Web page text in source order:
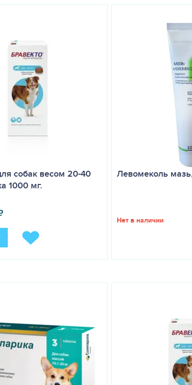
для собак более 16 кг
320 мг/9,6 мг/160 мг
-
-
-
-
1 таблетка
-
собак весом 20-40
1000 мг.
Левомеколь
Нет в наличии